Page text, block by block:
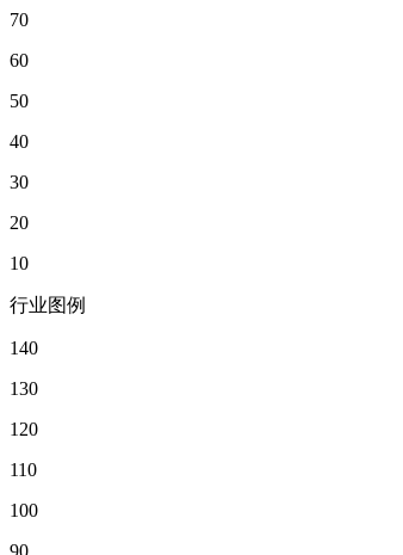
70
60
50
40
30
20
10
行业图例
140
130
120
110
100
90